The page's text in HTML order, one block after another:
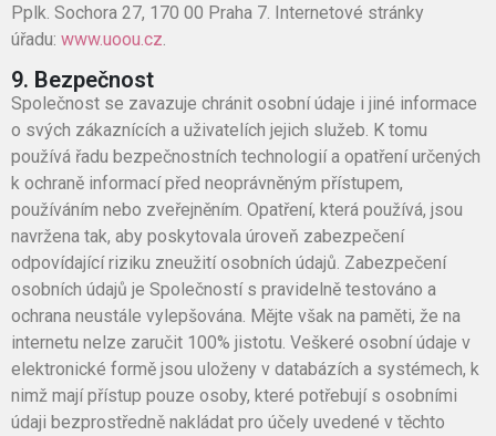
Pplk. Sochora 27, 170 00 Praha 7. Internetové stránky
úřadu: www.uoou.cz.
9. Bezpečnost
Společnost se zavazuje chránit osobní údaje i jiné informace
o svých zákaznících a uživatelích jejich služeb. K tomu
používá řadu bezpečnostních technologií a opatření určených
k ochraně informací před neoprávněným přístupem,
používáním nebo zveřejněním. Opatření, která používá, jsou
navržena tak, aby poskytovala úroveň zabezpečení
odpovídající riziku zneužití osobních údajů. Zabezpečení
osobních údajů je Společností s pravidelně testováno a
ochrana neustále vylepšována. Mějte však na paměti, že na
internetu nelze zaručit 100% jistotu. Veškeré osobní údaje v
elektronické formě jsou uloženy v databázích a systémech, k
nimž mají přístup pouze osoby, které potřebují s osobními
údaji bezprostředně nakládat pro účely uvedené v těchto